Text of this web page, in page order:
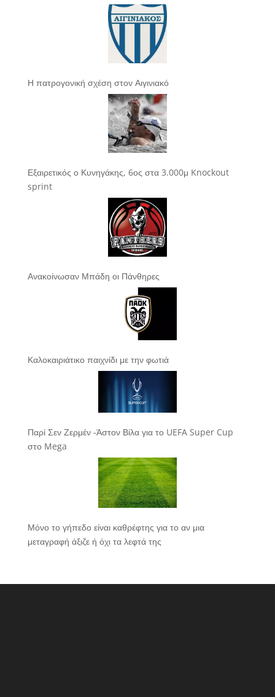
Η πατρογονική σχέση στον Αιγινιακό
Εξαιρετικός ο Κυνηγάκης, 6ος στα 3.000μ Knockout
sprint
Ανακοίνωσαν Μπάδη οι Πάνθηρες
Καλοκαιριάτικο παιχνίδι με την φωτιά
Παρί Σεν Ζερμέν -Άστον Βίλα για το UEFA Super Cup
στο Mega
Μόνο το γήπεδο είναι καθρέφτης για το αν μια
μεταγραφή άξιζε ή όχι τα λεφτά της